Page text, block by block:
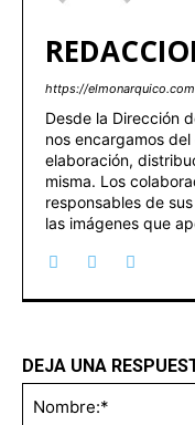
https://elmonarquico.com
Desde la Dirección
nos encargamos
elaboración,
misma. Los
responsables de
las imágenes que
DEJA UNA